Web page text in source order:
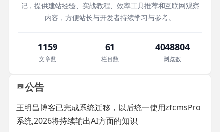
记，提供建站经验、实战教程、效率工具推荐和互联网观察
内容，方便站长与开发者持续学习与参考。
1159
文章数
61
栏目数
4048804
浏览数
公告
王明昌博客已完成系统迁移，以后统一使用zfcmsPro
系统,2026将持续输出AI方面的知识